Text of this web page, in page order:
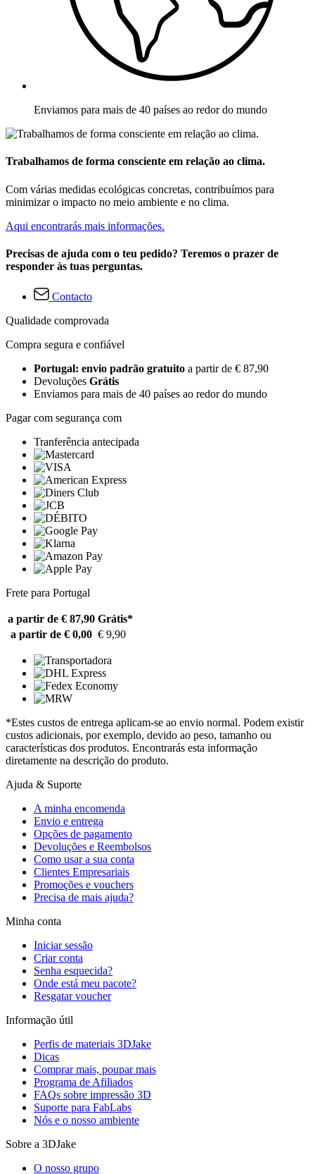
Enviamos para mais de 40 países ao redor do mundo
Trabalhamos de forma consciente em relação ao clima.
Com várias medidas ecológicas concretas, contribuímos para
minimizar o impacto no meio ambiente e no clima.
Aqui encontrarás mais informações.
Precisas de ajuda com o teu pedido? Teremos o prazer de
responder às tuas perguntas.
Contacto
Qualidade comprovada
Compra segura e confiável
Portugal: envio padrão gratuito a partir de € 87,90
Devoluções Grátis
Enviamos para mais de 40 países ao redor do mundo
Pagar com segurança com
Tranferência antecipada
Frete para Portugal
a partir de € 87,90 Grátis*
a partir de € 0,00 € 9,90
*Estes custos de entrega aplicam-se ao envio normal. Podem existir
custos adicionais, por exemplo, devido ao peso, tamanho ou
características dos produtos. Encontrarás esta informação
diretamente na descrição do produto.
Ajuda & Suporte
A minha encomenda
Envio e entrega
Opções de pagamento
Devoluções e Reembolsos
Como usar a sua conta
Clientes Empresariais
Promoções e vouchers
Precisa de mais ajuda?
Minha conta
Iniciar sessão
Criar conta
Senha esquecida?
Onde está meu pacote?
Resgatar voucher
Informação útil
Perfis de materiais 3DJake
Dicas
Comprar mais, poupar mais
Programa de Afiliados
FAQs sobre impressão 3D
Suporte para FabLabs
Nós e o nosso ambiente
Sobre a 3DJake
O nosso grupo